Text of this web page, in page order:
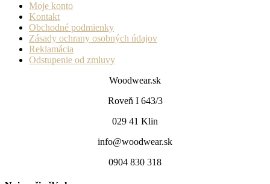
Moje konto
Kontakt
Obchodné podmienky
Zásady ochrany osobných údajov
Reklamácia
Odstupenie od zmluvy
Woodwear.sk
Roveň I 643/3
029 41 Klin
info@woodwear.sk
0904 830 318